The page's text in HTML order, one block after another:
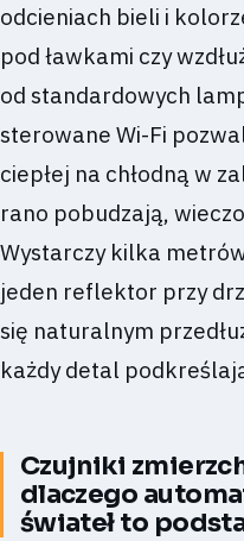
odcieniach bieli i
pod ławkami czy
od standardowych
sterowane Wi-Fi
ciepłej na chłodną w
rano pobudzają,
Wystarczy kilka
jeden reflektor przy
się naturalnym
każdy detal
Czujniki
dlaczego
świateł to